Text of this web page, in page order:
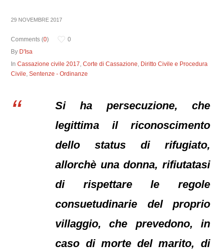
29 NOVEMBRE 2017
Comments (0)
0
By D'Isa
InCassazione civile 2017,Corte di Cassazione, Diritto Civile e Procedura
Civile,Sentenze - Ordinanze
Si ha persecuzione, che
legittima il riconoscimento
dello status di rifugiato,
allorchè una donna, rifiutatasi
di rispettare le regole
consuetudinarie del proprio
villaggio, che prevedono, in
caso di morte del marito, di